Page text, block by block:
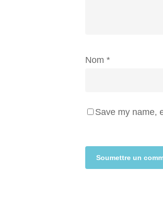
Nom *
Save my name,